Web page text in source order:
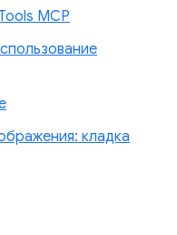
MCP
кладка